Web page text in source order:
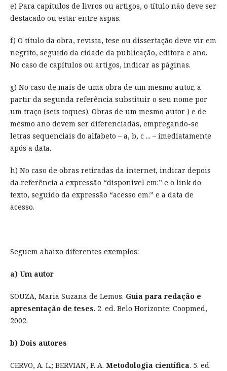
e) Para capítulos de livros ou artigos, o título não deve ser
destacado ou estar entre aspas.
f) O título da obra, revista, tese ou dissertação deve vir em
negrito, seguido da cidade da publicação, editora e ano.
No caso de capítulos ou artigos, indicar as páginas.
g) No caso de mais de uma obra de um mesmo autor, a
partir da segunda referência substituir o seu nome por
um traço (seis toques). Obras de um mesmo autor ) e de
mesmo ano devem ser diferenciadas, empregando-se
letras sequenciais do alfabeto – a, b, c ... – imediatamente
após a data.
h) No caso de obras retiradas da internet, indicar depois
da referência a expressão “disponível em:” e o link do
texto, seguido da expressão “acesso em:” e a data de
acesso.
Seguem abaixo diferentes exemplos:
a) Um autor
SOUZA, Maria Suzana de Lemos. Guia para redação e
apresentação de teses. 2. ed. Belo Horizonte: Coopmed,
2002.
b) Dois autores
CERVO, A. L.; BERVIAN, P. A. Metodologia científica. 5. ed.